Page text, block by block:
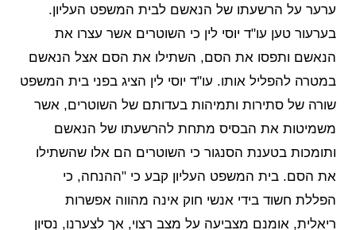
ערער על הרשעתו של הנאשם לבית המשפט העליון.
בערעור טען עו"ד יוסי לין כי השוטרים אשר עצרו את
הנאשם ותפסו את הסם, השתילו את הסם אצל הנאשם
במטרה להפליל אותו. עו"ד יוסי לין הציג בפני בית המשפט
שורה של סתירות ותמיהות בעדותם של השוטרים, אשר
משמיטות את הבסיס מתחת להרשעתו של הנאשם
ותומכות בטענת הסנגור כי השוטרים הם אלו שהשתילו
את הסם. בית המשפט העליון קבע כי "ההנחה, כי
הפללת חשוד בידי אנשי חוק אינה מהווה אפשרות
ריאלית, אומנם מצביעה על מצב רצוי, אך לצערנו, נסיון